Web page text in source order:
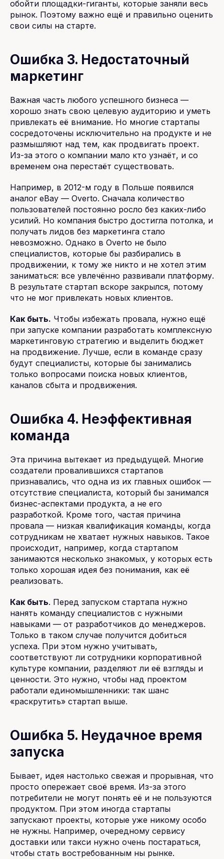
обойти площадки-гиганты, которые заняли весь
рынок. Поэтому важно ещё и правильно оценить
свои силы на старте.
Ошибка 3. Недостаточный
маркетинг
Важная часть любого успешного бизнеса —
хорошо знать свою целевую аудиторию и уметь
привлекать её внимание. Но многие стартапы
сосредоточены исключительно на продукте и не
размышляют над тем, как продвигать проект.
Из-за этого о компании мало кто узнаёт, и со
временем она перестаёт существовать.
Например, в 2012-м году в Польше появился
аналог eBay — Overto. Сначала количество
пользователей постоянно росло без каких-либо
усилий. Но компания быстро достигла потолка, и
получать лидов без маркетинга стало
невозможно. Однако в Overto не было
специалистов, которые бы разбирались в
продвижении, к тому же никто и не хотел этим
заниматься: все увлечённо развивали платформу.
В результате стартап вскоре закрылся, потому
что не мог привлекать новых клиентов.
Как быть. Чтобы избежать провала, нужно ещё
при запуске компании разработать комплексную
маркетинговую стратегию и выделить бюджет
на продвижение. Лучше, если в команде сразу
будут специалисты, которые бы занимались
только вопросами поиска новых клиентов,
каналов сбыта и продвижения.
Ошибка 4. Неэффективная
команда
Эта причина вытекает из предыдущей. Многие
создатели провалившихся стартапов
признавались, что одна из их главных ошибок —
отсутствие специалиста, который бы занимался
бизнес-аспектами продукта, а не его
разработкой. Кроме того, частая причина
провала — низкая квалификация команды, когда
сотрудникам не хватает нужных навыков. Такое
происходит, например, когда стартапом
занимаются несколько знакомых, у которых есть
только хорошая идея без понимания, как её
реализовать.
Как быть. Перед запуском стартапа нужно
нанять команду специалистов с нужными
навыками — от разработчиков до менеджеров.
Только в таком случае получится добиться
успеха. При этом нужно учитывать,
соответствуют ли сотрудники корпоративной
культуре компании, разделяют ли её взгляды и
ценности. Это нужно, чтобы над проектом
работали единомышленники: так шанс
«раскрутить» стартап выше.
Ошибка 5. Неудачное время
запуска
Бывает, идея настолько свежая и прорывная, что
просто опережает своё время. Из-за этого
потребители не могут понять её и не пользуются
продуктом. При этом иногда стартапы
запускают проекты, которые уже никому особо
не нужны. Например, очередному сервису
доставки или такси нужно очень постараться,
чтобы стать востребованным ны рынке.